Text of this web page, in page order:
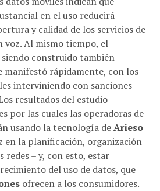
en el uso reducirá
y calidad de los servicios de
voz. Al mismo tiempo, el
siendo construido también
manifestó rápidamente, con los
interviniendo con sanciones
resultados del estudio
por las cuales las operadoras de
usando la tecnología deArieso
en la planificación, organización
redes – y, con esto, estar
del uso de datos, que
ofrecen a los consumidores.